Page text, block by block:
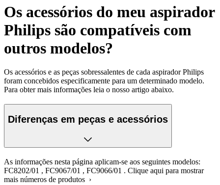
Os acessórios do meu aspirador
Philips são compatíveis com
outros modelos?
Os acessórios e as peças sobressalentes de cada aspirador Philips
foram concebidos especificamente para um determinado modelo.
Para obter mais informações leia o nosso artigo abaixo.
Diferenças em peças e acessórios
As informações nesta página aplicam-se aos seguintes modelos:
FC8202/01 , FC9067/01 , FC9066/01 . Clique aqui para mostrar
mais números de produtos ›